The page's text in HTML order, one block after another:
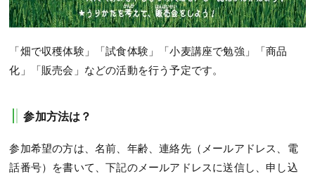
「畑で収穫体験」「試食体験」「小麦講座で勉強」「商品
化」「販売会」などの活動を行う予定です。
参加方法は？
参加希望の方は、名前、年齢、連絡先（メールアドレス、電
話番号）を書いて、下記のメールアドレスに送信し、申し込